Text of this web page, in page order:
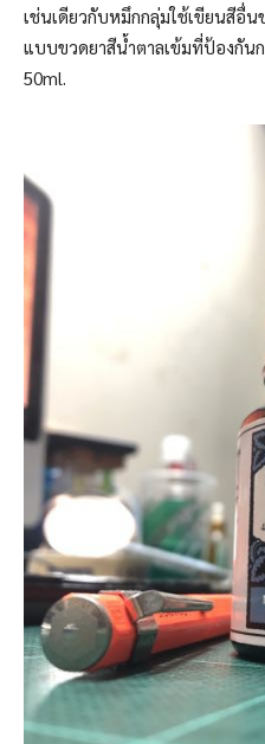
เช่นเดียวกับหมึกกลุ่มใช้เขียนสีอื่
แบบขวดยาสีนํ้าตาลเข้มที่ป้องกัน
50ml.